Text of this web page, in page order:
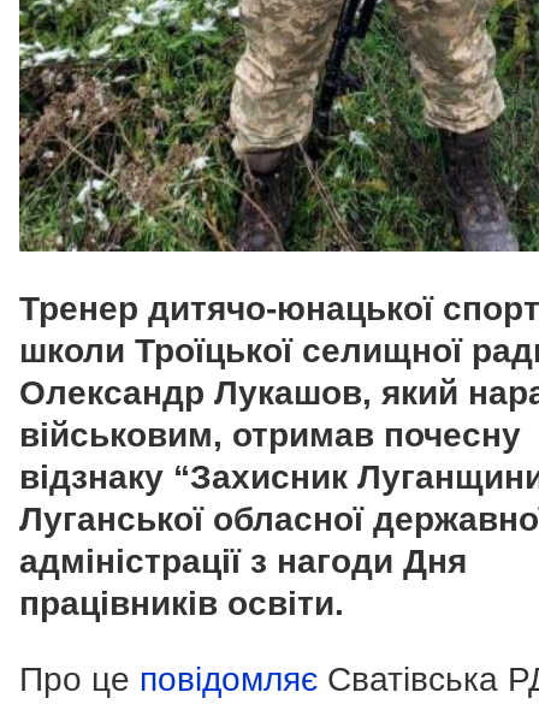
Тренер дитячо-юнацької
школи Троїцької селищної
Олександр Лукашов, який
військовим, отримав почесну
відзнаку “Захисник
Луганської обласної
адміністрації з нагоди Дня
працівників освіти.
Про це повідомляє Сватівська